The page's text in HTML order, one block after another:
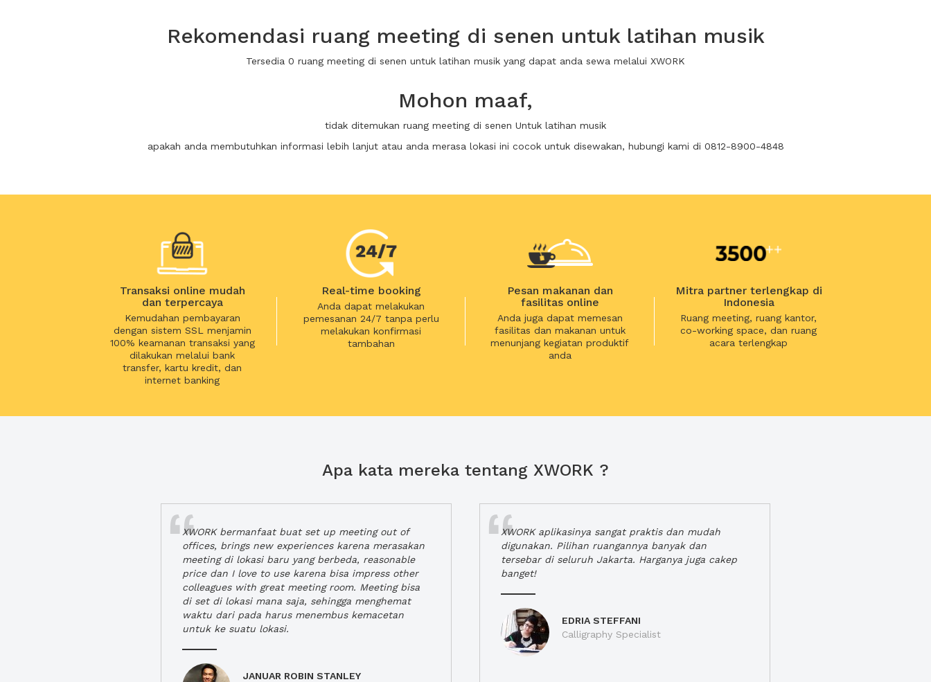
Rekomendasi ruang meeting di senen untuk latihan musik
Tersedia 0 ruang meeting di senen untuk latihan musik yang dapat anda sewa melalui XWORK
Mohon maaf,
tidak ditemukan ruang meeting di senen Untuk latihan musik
apakah anda membutuhkan informasi lebih lanjut atau anda merasa lokasi ini cocok untuk disewakan, hubungi kami di 0812-8900-4848
Transaksi online mudah
dan terpercaya
Kemudahan pembayaran
dengan sistem SSL menjamin
100% keamanan transaksi yang
dilakukan melalui bank
transfer, kartu kredit, dan
internet banking
Real-time booking
Anda dapat melakukan
pemesanan 24/7 tanpa perlu
melakukan konfirmasi
tambahan
Pesan makanan dan
fasilitas online
Anda juga dapat memesan
fasilitas dan makanan untuk
menunjang kegiatan produktif
anda
Mitra partner terlengkap di
Indonesia
Ruang meeting, ruang kantor,
co-working space, dan ruang
acara terlengkap
Apa kata mereka tentang XWORK ?
XWORK bermanfaat buat set up meeting out of
offices, brings new experiences karena merasakan
meeting di lokasi baru yang berbeda, reasonable
price dan I love to use karena bisa impress other
colleagues with great meeting room. Meeting bisa
di set di lokasi mana saja, sehingga menghemat
waktu dari pada harus menembus kemacetan
untuk ke suatu lokasi.
JANUAR ROBIN STANLEY
XWORK aplikasinya sangat praktis dan mudah
digunakan. Pilihan ruangannya banyak dan
tersebar di seluruh Jakarta. Harganya juga cakep
banget!
EDRIA STEFFANI
Calligraphy Specialist